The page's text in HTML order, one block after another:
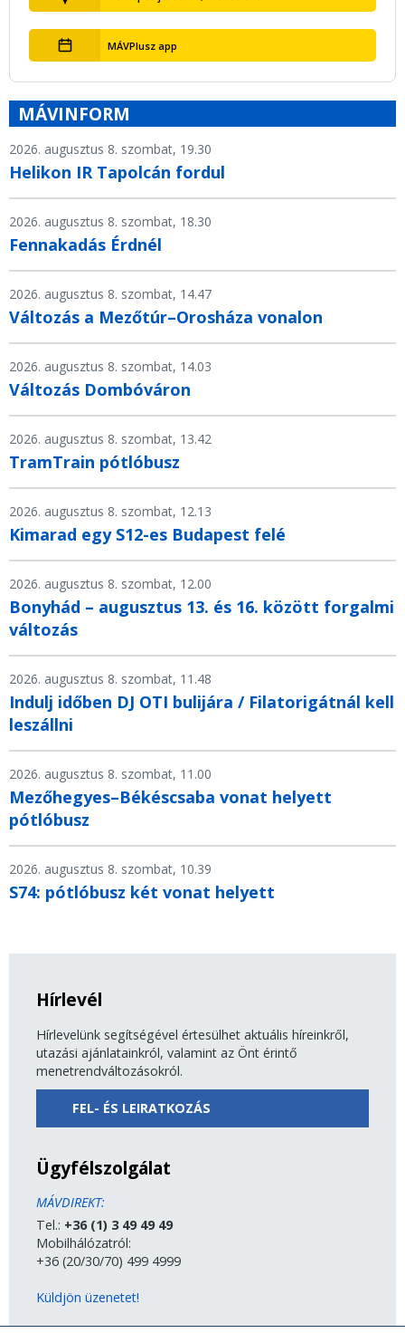
MÁVPlusz app
MÁVINFORM
2026. augusztus 8. szombat, 19.30
Helikon IR Tapolcán fordul
2026. augusztus 8. szombat, 18.30
Fennakadás Érdnél
2026. augusztus 8. szombat, 14.47
Változás a Mezőtúr–Orosháza vonalon
2026. augusztus 8. szombat, 14.03
Változás Dombóváron
2026. augusztus 8. szombat, 13.42
TramTrain pótlóbusz
2026. augusztus 8. szombat, 12.13
Kimarad egy S12-es Budapest felé
2026. augusztus 8. szombat, 12.00
Bonyhád – augusztus 13. és 16. között forgalmi
változás
2026. augusztus 8. szombat, 11.48
Indulj időben DJ OTI bulijára / Filatorigátnál kell
leszállni
2026. augusztus 8. szombat, 11.00
Mezőhegyes–Békéscsaba vonat helyett
pótlóbusz
2026. augusztus 8. szombat, 10.39
S74: pótlóbusz két vonat helyett
Hírlevél
Hírlevelünk segítségével értesülhet aktuális híreinkről,
utazási ajánlatainkról, valamint az Önt érintő
menetrendváltozásokról.
FEL- ÉS LEIRATKOZÁS
Ügyfélszolgálat
MÁVDIREKT:
Tel.: +36 (1) 3 49 49 49
Mobilhálózatról:
+36 (20/30/70) 499 4999
Küldjön üzenetet!